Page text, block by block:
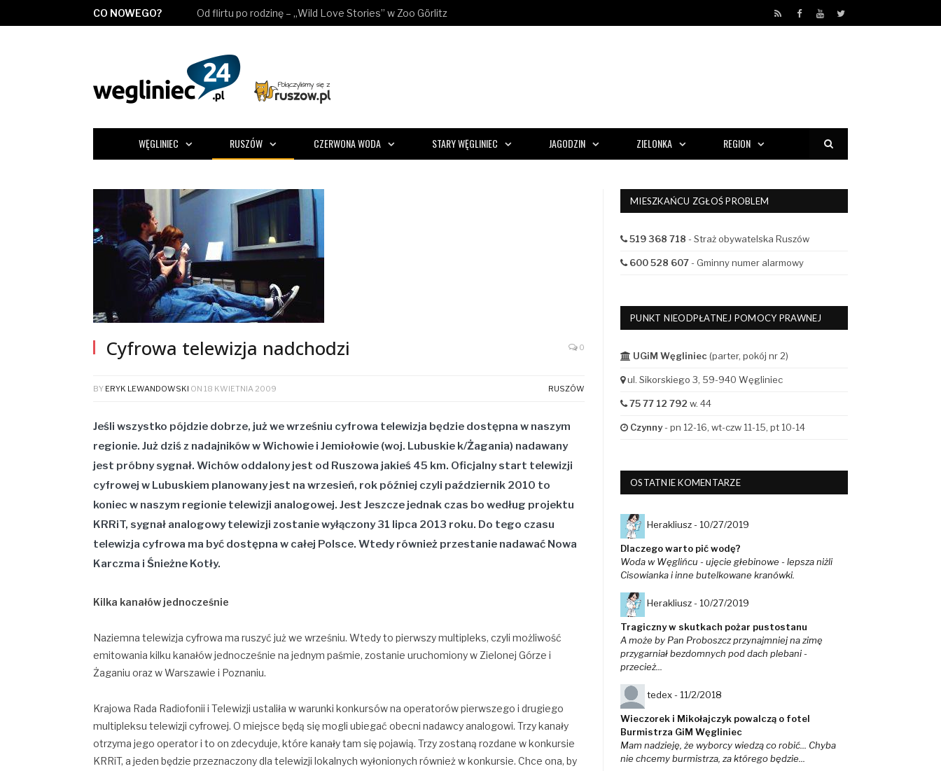
CO NOWEGO? Od flirtu po rodzinę – „Wild Love Stories” w Zoo Görlitz RSS Facebook
YouTube
Twitter
WĘGLINIEC RUSZÓW CZERWONA WODA STARY WĘGLINIEC JAGODZIN ZIELONKA REGION
Cyfrowa telewizja nadchodzi 0
BY ERYK LEWANDOWSKI ON 18 KWIETNIA 2009 RUSZÓW
Jeśli wszystko pójdzie dobrze, już we wrześniu cyfrowa telewizja będzie dostępna w naszym
regionie. Już dziś z nadajników w Wichowie i Jemiołowie (woj. Lubuskie k/Żagania) nadawany
jest próbny sygnał. Wichów oddalony jest od Ruszowa jakieś 45 km. Oficjalny start telewizji
cyfrowej w Lubuskiem planowany jest na wrzesień, rok później czyli październik 2010 to
koniec w naszym regionie telewizji analogowej. Jest Jeszcze jednak czas bo według projektu
KRRiT, sygnał analogowy telewizji zostanie wyłączony 31 lipca 2013 roku. Do tego czasu
telewizja cyfrowa ma być dostępna w całej Polsce. Wtedy również przestanie nadawać Nowa
Karczma i Śnieżne Kotły.
Kilka kanałów jednocześnie
Naziemna telewizja cyfrowa ma ruszyć już we wrześniu. Wtedy to pierwszy multipleks, czyli możliwość
emitowania kilku kanałów jednocześnie na jednym paśmie, zostanie uruchomiony w Zielonej Górze i
Żaganiu oraz w Warszawie i Poznaniu.
Krajowa Rada Radiofonii i Telewizji ustaliła w warunki konkursów na operatorów pierwszego i drugiego
multipleksu telewizji cyfrowej. O miejsce będą się mogli ubiegać obecni nadawcy analogowi. Trzy kanały
otrzyma jego operator i to on zdecyduje, które kanały tam się pojawią. Trzy zostaną rozdane w konkursie
KRRiT, a jeden będzie przeznaczony dla telewizji lokalnych wyłonionych również w konkursie. Chce ona, by
MIESZKAŃCU ZGŁOŚ PROBLEM
519 368 718 - Straż obywatelska Ruszów
600 528 607- Gminny numer alarmowy
PUNKT NIEODPŁATNEJ POMOCY PRAWNEJ
UGiM Węgliniec (parter, pokój nr 2)
ul. Sikorskiego 3, 59-940 Węgliniec
75 77 12 792 w. 44
Czynny- pn 12-16, wt-czw 11-15, pt 10-14
OSTATNIE KOMENTARZE
Herakliusz - 10/27/2019
Dlaczego warto pić wodę?
Woda w Węglińcu - ujęcie głebinowe - lepsza niżli
Cisowianka i inne butelkowane kranówki.
Herakliusz - 10/27/2019
Tragiczny w skutkach pożar pustostanu
A może by Pan Proboszcz przynajmniej na zimę
przygarniał bezdomnych pod dach plebani -
przecież...
tedex - 11/2/2018
Wieczorek i Mikołajczyk powalczą o fotel
Burmistrza GiM Węgliniec
Mam nadzieję, że wyborcy wiedzą co robić... Chyba
nie chcemy burmistrza, za którego będzie...